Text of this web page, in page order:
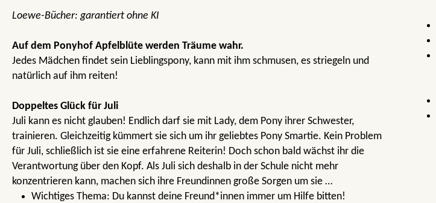
Loewe-Bücher: garantiert ohne KI
Auf dem Ponyhof Apfelblüte werden Träume wahr.
Jedes Mädchen findet sein Lieblingspony, kann mit ihm schmusen, es striegeln und
natürlich auf ihm reiten!
Doppeltes Glück für Juli
Juli kann es nicht glauben! Endlich darf sie mit Lady, dem Pony ihrer Schwester,
trainieren. Gleichzeitig kümmert sie sich um ihr geliebtes Pony Smartie. Kein Problem
für Juli, schließlich ist sie eine erfahrene Reiterin! Doch schon bald wächst ihr die
Verantwortung über den Kopf. Als Juli sich deshalb in der Schule nicht mehr
konzentrieren kann, machen sich ihre Freundinnen große Sorgen um sie …
Wichtiges Thema: Du kannst deine Freund*innen immer um Hilfe bitten!